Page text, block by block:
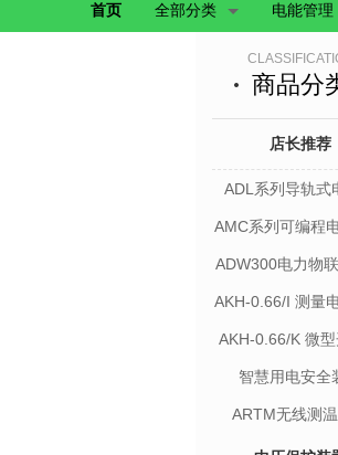
首页 全部分类 电能管理
商品分
店长推荐
ADL系列导轨式
AMC系列可编程
ADW300电力物
AKH-0.66/I 测量
AKH-0.66/K 微
流互感器
智慧用电安全
ARTM无线测